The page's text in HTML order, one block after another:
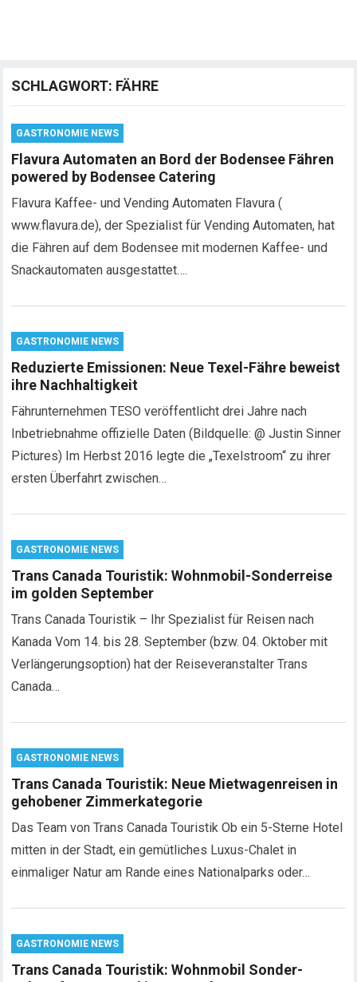
SCHLAGWORT: FÄHRE
GASTRONOMIE NEWS
Flavura Automaten an Bord der Bodensee Fähren
powered by Bodensee Catering
Flavura Kaffee- und Vending Automaten Flavura (
www.flavura.de), der Spezialist für Vending Automaten, hat
die Fähren auf dem Bodensee mit modernen Kaffee- und
Snackautomaten ausgestattet….
GASTRONOMIE NEWS
Reduzierte Emissionen: Neue Texel-Fähre beweist
ihre Nachhaltigkeit
Fährunternehmen TESO veröffentlicht drei Jahre nach
Inbetriebnahme offizielle Daten (Bildquelle: @ Justin Sinner
Pictures) Im Herbst 2016 legte die „Texelstroom“ zu ihrer
ersten Überfahrt zwischen…
GASTRONOMIE NEWS
Trans Canada Touristik: Wohnmobil-Sonderreise
im golden September
Trans Canada Touristik – Ihr Spezialist für Reisen nach
Kanada Vom 14. bis 28. September (bzw. 04. Oktober mit
Verlängerungsoption) hat der Reiseveranstalter Trans
Canada…
GASTRONOMIE NEWS
Trans Canada Touristik: Neue Mietwagenreisen in
gehobener Zimmerkategorie
Das Team von Trans Canada Touristik Ob ein 5-Sterne Hotel
mitten in der Stadt, ein gemütliches Luxus-Chalet in
einmaliger Natur am Rande eines Nationalparks oder…
GASTRONOMIE NEWS
Trans Canada Touristik: Wohnmobil Sonder-